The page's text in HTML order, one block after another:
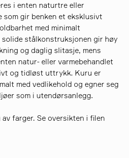
i enten naturtre eller
som gir benken et eksklusivt
med minimalt
solide stålkonstruksjonen gir høy
og daglig slitasje, mens
natur- eller varmebehandlet
og tidløst uttrykk. Kuru er
med vedlikehold og egner seg
som i utendørsanlegg.
farger. Se oversikten i filen